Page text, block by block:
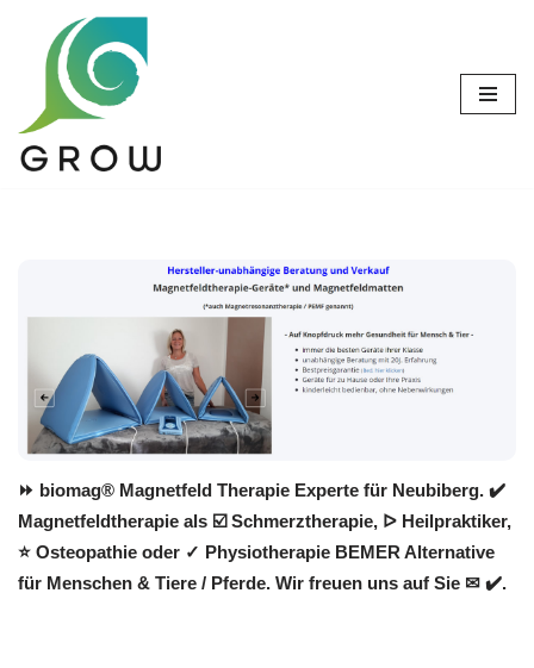
Zum
springen
⏩ biomag® Magnetfeld Therapie Experte für Neubiberg. ✔️
Magnetfeldtherapie als ☑️ Schmerztherapie, ᐅ Heilpraktiker,
⭐ Osteopathie oder ✓ Physiotherapie BEMER Alternative
für Menschen & Tiere / Pferde. Wir freuen uns auf Sie ✉ ✔️.